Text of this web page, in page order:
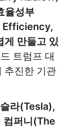
율성부
Efficiency,
게 만들고 있
트럼프 대
추진한 기관
라(Tesla),
컴퍼니(The